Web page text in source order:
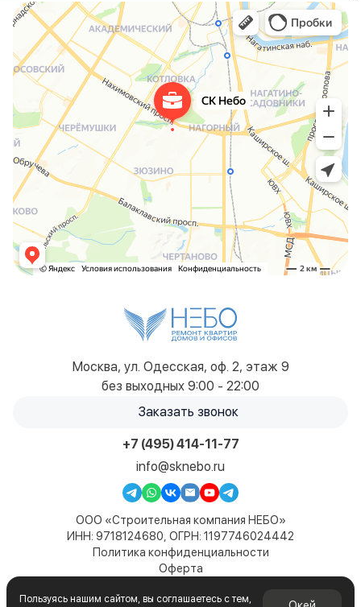
Москва, ул. Одесская, оф. 2, этаж 9
без выходных 9:00 - 22:00
Заказать звонок
+7 (495) 414-11-77
info@sknebo.ru
ООО «Строительная компания НЕБО»
ИНН: 9718124680, ОГРН: 1197746024442
Политика конфиденциальности
Оферта
© 2019-2026. Все права защищены. Сайт не является
Пользуясь нашим сайтом, вы соглашаетесь с тем,